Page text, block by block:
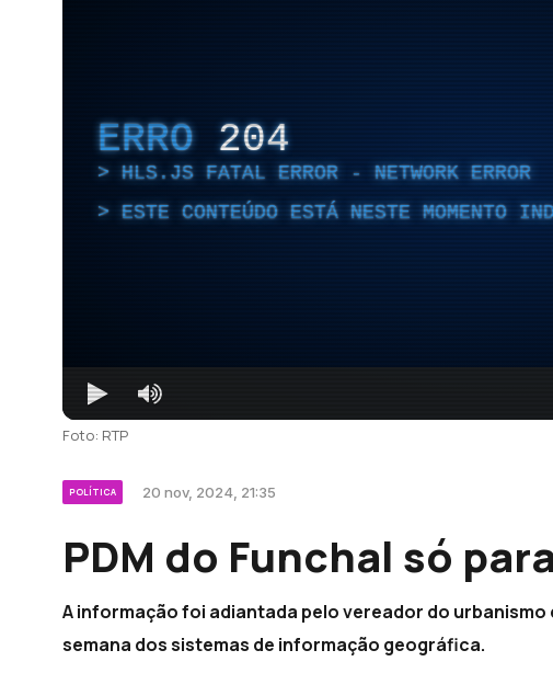
ERRO 204
HLS.JS FATAL ERROR - NETWORK ERROR
ESTE CONTEÚDO ESTÁ NESTE MOMENTO
Foto: RTP
POLÍTICA 20 nov, 2024, 21:35
PDM do Funchal só
A informação foi adiantada pelo vereador do
semana dos sistemas de informação geográfica.